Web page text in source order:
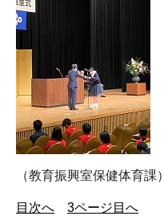
（教育振興室保健体育課）
目次へ 3ページ目へ